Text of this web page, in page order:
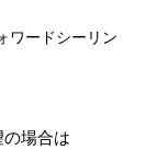
ワードシーリン
場合は